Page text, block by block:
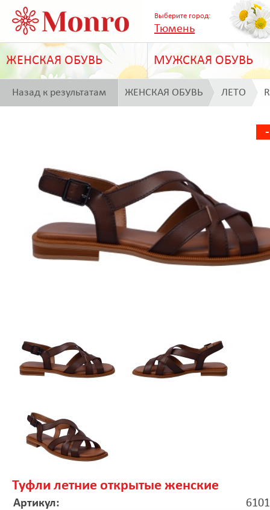
Выберите город:
Тюмень
ЖЕНСКАЯ ОБУВЬ МУЖСКАЯ ОБУВЬ
Назад к результатам ЖЕНСКАЯ ОБУВЬ ЛЕТО
Туфли летние открытые женские
Артикул: